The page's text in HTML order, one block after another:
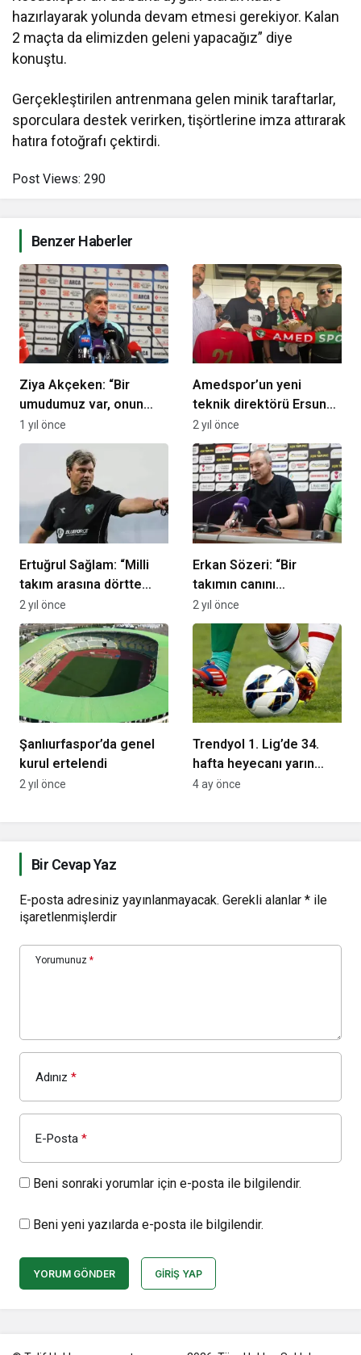
hazırlayarak yolunda devam etmesi gerekiyor. Kalan
2 maçta da elimizden geleni yapacağız” diye
konuştu.
Gerçekleştirilen antrenmana gelen minik taraftarlar,
sporculara destek verirken, tişörtlerine imza attırarak
hatıra fotoğrafı çektirdi.
Post Views: 290
Benzer Haberler
Ziya Akçeken: “Bir
umudumuz var, onun
peşinden gidiyoruz”
1 yıl önce
Amedspor’un yeni
teknik direktörü Ersun
Yanal, Diyarbakır’a geldi
2 yıl önce
Ertuğrul Sağlam: “Milli
takım arasına dörtte
dört ile girmek istiyoruz”
2 yıl önce
Erkan Sözeri: “Bir
takımın canını
yakacaklar ama kimin
bilmiyorum”
2 yıl önce
Şanlıurfaspor’da genel
kurul ertelendi
2 yıl önce
Trendyol 1. Lig’de 34.
hafta heyecanı yarın
oynanacak 4 maçla
4 ay önce
Bir Cevap Yaz
E-posta adresiniz yayınlanmayacak. Gerekli alanlar * ile
işaretlenmişlerdir
Yorumunuz *
Adınız *
E-Posta *
Beni sonraki yorumlar için e-posta ile bilgilendir.
Beni yeni yazılarda e-posta ile bilgilendir.
YORUM GÖNDER GIRIŞ YAP